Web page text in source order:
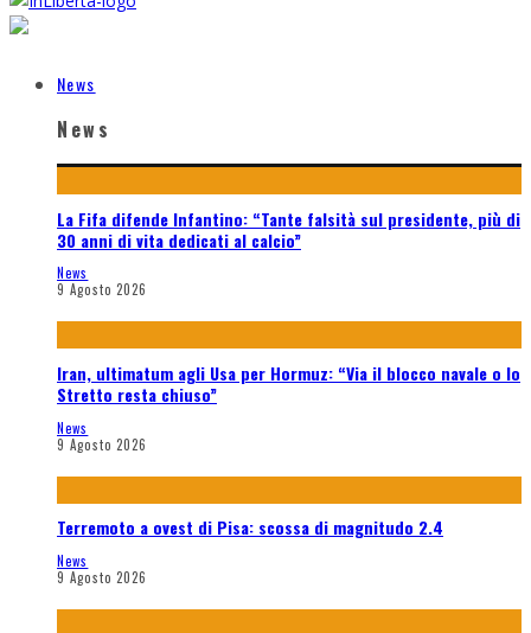
News
News
La Fifa difende Infantino: “Tante falsità sul presidente, più di
30 anni di vita dedicati al calcio”
News
9 Agosto 2026
Iran, ultimatum agli Usa per Hormuz: “Via il blocco navale o lo
Stretto resta chiuso”
News
9 Agosto 2026
Terremoto a ovest di Pisa: scossa di magnitudo 2.4
News
9 Agosto 2026